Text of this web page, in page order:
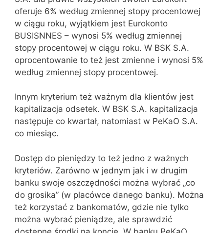
oferuje 6% według zmiennej stopy procentowej
w ciągu roku, wyjątkiem jest Eurokonto
BUSISNNES – wynosi 5% według zmiennej
stopy procentowej w ciągu roku. W BSK S.A.
oprocentowanie to też jest zmienne i wynosi 5%
według zmiennej stopy procentowej.
Innym kryterium też ważnym dla klientów jest
kapitalizacja odsetek. W BSK S.A. kapitalizacja
następuje co kwartał, natomiast w PeKaO S.A.
co miesiąc.
Dostęp do pieniędzy to też jedno z ważnych
kryteriów. Zarówno w jednym jak i w drugim
banku swoje oszczędności można wybrać „co
do grosika” (w placówce danego banku). Można
też korzystać z bankomatów, gdzie nie tylko
można wybrać pieniądze, ale sprawdzić